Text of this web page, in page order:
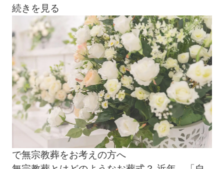
続きを見る
で無宗教葬をお考えの方へ